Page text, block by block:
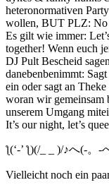
heteronormativen
wollen, BUT PLZ: No
Es gilt wie immer:
together! Wenn euch
DJ Pult Bescheid
danebenbenimmt:
ein oder sagt an
woran wir gemeinsam
unserem Umgang
It’s our night, let’s
ƪ(‘-’ ƪ)(/_ _ )/♪へ(-。-
Vielleicht noch ein